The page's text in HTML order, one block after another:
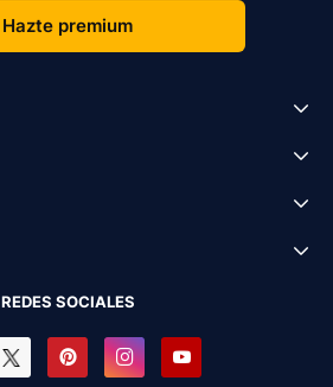
Hazte premium
REDES SOCIALES